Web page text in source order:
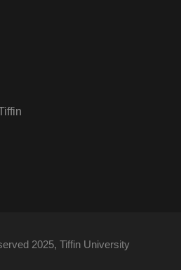
2025, Tiffin University